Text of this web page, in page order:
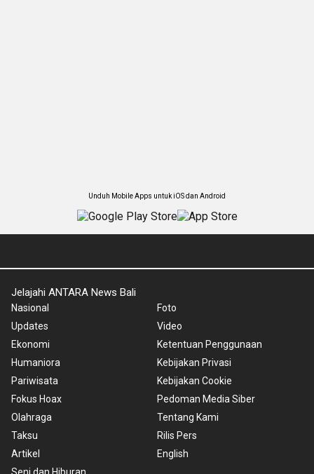
Unduh Mobile Apps untuk iOS dan Android
Jelajahi ANTARA News Bali
Nasional
Updates
Ekonomi
Humaniora
Pariwisata
Fokus Hoax
Olahraga
Taksu
Artikel
Foto
Video
Ketentuan Penggunaan
Kebijakan Privasi
Kebijakan Cookie
Pedoman Media Siber
Tentang Kami
Rilis Pers
English